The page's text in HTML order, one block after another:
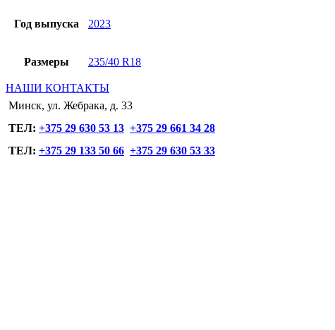
Год выпуска 2023
Размеры 235/40 R18
НАШИ КОНТАКТЫ
Минск, ул. Жебрака, д. 33
ТЕЛ: +375 29 630 53 13 +375 29 661 34 28
ТЕЛ: +375 29 133 50 66 +375 29 630 53 33